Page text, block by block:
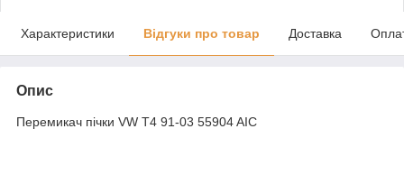
Характеристики Відгуки про товар Доставка
Опис
Перемикач пічки VW T4 91-03 55904 AIC